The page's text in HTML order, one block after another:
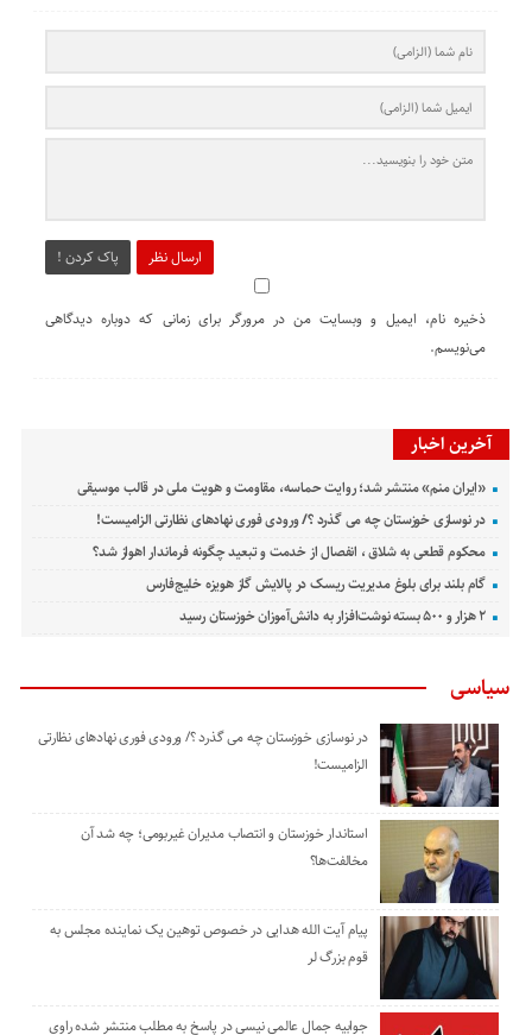
ارسال نظر پاک کردن !
ذخیره نام، ایمیل و وبسایت من در مرورگر برای زمانی که دوباره دیدگاهی
می‌نویسم.
آخرین اخبار
«ایران منم» منتشر شد؛ روایت حماسه، مقاومت و هویت ملی در قالب موسیقی
در نوسازی خوزستان چه می گذرد ؟/ ورودی فوری نهادهای نظارتی الزامیست!
محکوم قطعی به شلاق ، انفصال از خدمت و تبعید چگونه فرماندار اهواز شد؟
گام بلند برای بلوغ مدیریت ریسک در پالایش گاز هویزه خلیج‌فارس
۲ هزار و ۵۰۰ بسته نوشت‌افزار به دانش‌آموزان خوزستان رسید
سیاسی
در نوسازی خوزستان چه می گذرد ؟/ ورودی فوری نهادهای نظارتی
الزامیست!
استاندار خوزستان و انتصاب مدیران غیربومی؛ چه شد آن
مخالفت‌ها؟
پیام آیت الله هدایی در خصوص توهین یک نماینده مجلس به
قوم بزرگ لر
جوابیه جمال عالمی نیسی در پاسخ به مطلب منتشر شده راوی